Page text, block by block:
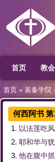
首页 教
首页 » 装备学院
何西阿书
1. 以法莲吃风
2. 耶和华与
3. 他在腹中